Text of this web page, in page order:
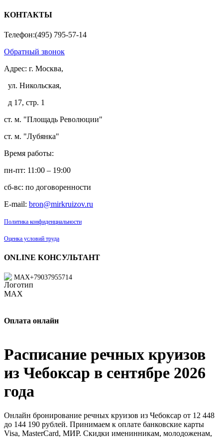
КОНТАКТЫ
Телефон:(495) 795-57-14
Обратный звонок
Адрес: г. Москва,
ул. Никольская,
д 17, стр. 1
ст. м. "Площадь Революции"
ст. м. "Лубянка"
Время работы:
пн-пт: 11:00 – 19:00
сб-вс: по договоренности
E-mail: bron@mirkruizov.ru
Политика конфиденциальности
Оценка условий труда
ONLINE КОНСУЛЬТАНТ
MAX+79037955714
Оплата онлайн
Расписание речных круизов
из Чебоксар в сентябре 2026
года
Онлайн бронирование речных круизов из Чебоксар от 12 448
до 144 190 рублей. Принимаем к оплате банковские карты
Visa, MasterCard, МИР. Скидки именинникам, молодоженам,